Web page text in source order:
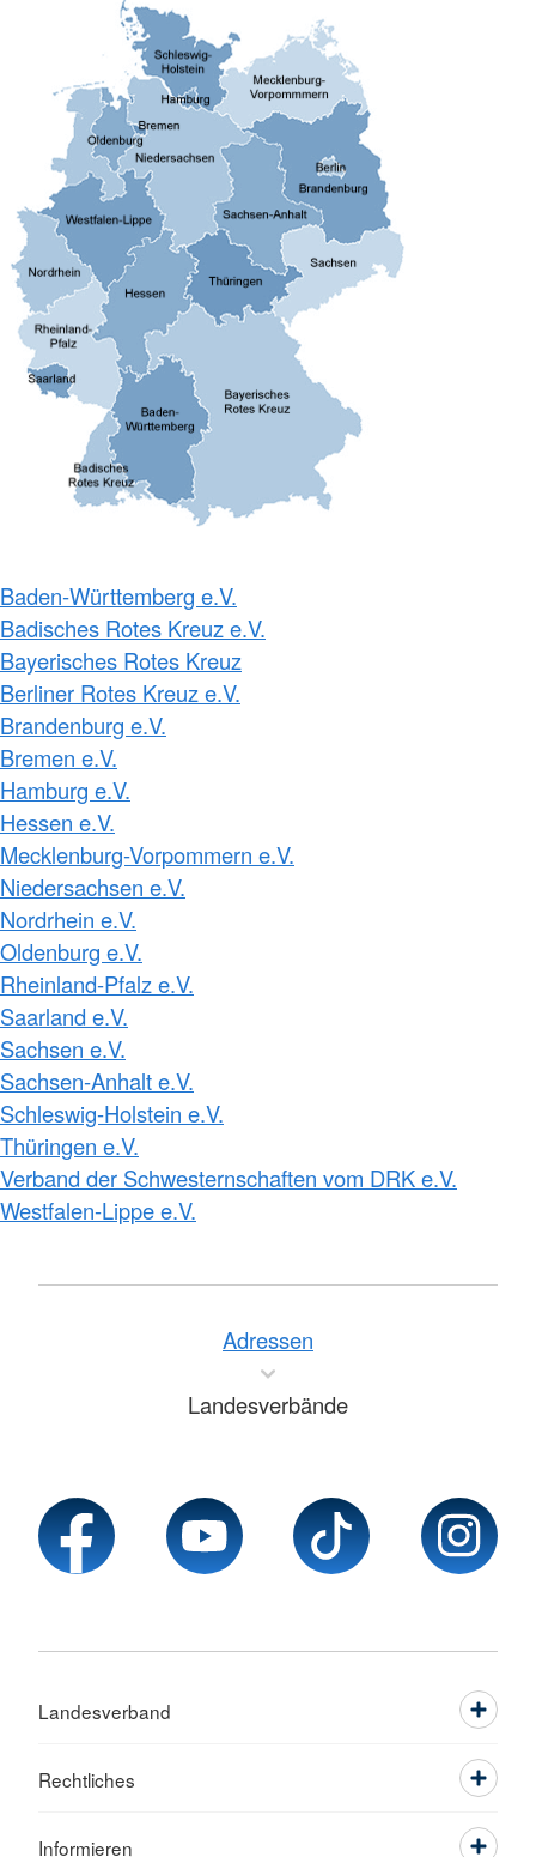
Baden-Württemberg e.V.
Badisches Rotes Kreuz e.V.
Bayerisches Rotes Kreuz
Berliner Rotes Kreuz e.V.
Brandenburg e.V.
Bremen e.V.
Hamburg e.V.
Hessen e.V.
Mecklenburg-Vorpommern e.V.
Niedersachsen e.V.
Nordrhein e.V.
Oldenburg e.V.
Rheinland-Pfalz e.V.
Saarland e.V.
Sachsen e.V.
Sachsen-Anhalt e.V.
Schleswig-Holstein e.V.
Thüringen e.V.
Verband der Schwesternschaften vom DRK e.V.
Westfalen-Lippe e.V.
Adressen
Landesverbände
Landesverband
Rechtliches
Informieren